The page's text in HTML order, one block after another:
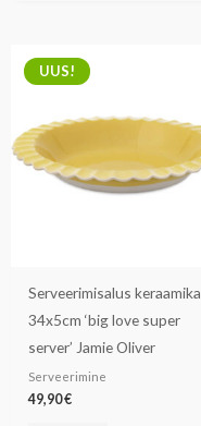
UUS!
Serveerimisalus keraamika
34x5cm ‘big love super
server’ Jamie Oliver
Serveerimine
49,90€